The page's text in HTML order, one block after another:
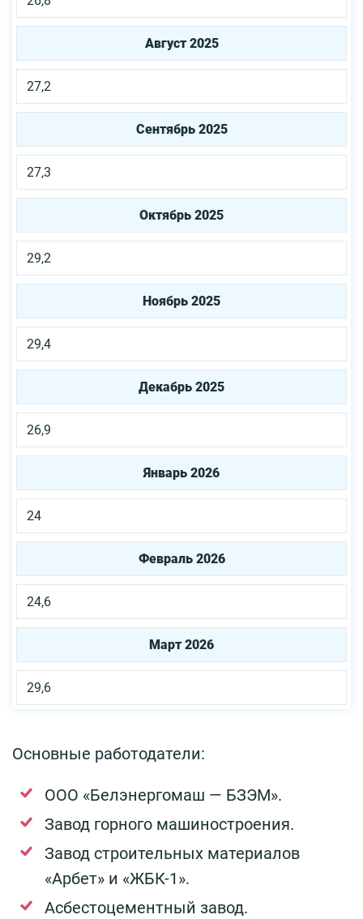
Август 2025
27,2
Сентябрь 2025
27,3
Октябрь 2025
29,2
Ноябрь 2025
29,4
Декабрь 2025
26,9
Январь 2026
24
Февраль 2026
24,6
Март 2026
29,6
Основные работодатели:
ООО «Белэнергомаш — БЗЭМ».
Завод горного машиностроения.
Завод строительных материалов
«Арбет» и «ЖБК-1».
Асбестоцементный завод.